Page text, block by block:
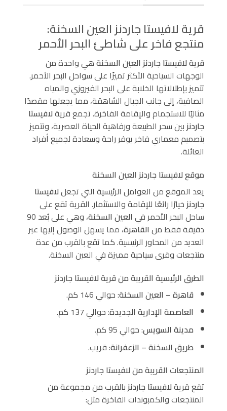
قرية لافيستا جاردنز العين السخنة:
منتجع فاخر على شاطئ البحر الأحمر
قرية لافيستا جاردنز العين السخنةهي واحدة من
الوجهات السياحية الأكثر تميزًا على سواحل البحر الأحمر.
تتميز بإطلالاتها الخلابة على البحر الفيروزي والمياه
الصافية، إلى جانب الجبال الشاهقة، مما يجعلها مقصدًا
مثاليًا للاستجمام والإقامة الفاخرة. تجمع قريةلافيستا
جاردنزبين سحر الطبيعة ورفاهية الحياة العصرية، وتتميز
بتصميم معماري فاخر يوفر راحة وسعادة لجميع أفراد
العائلة.
موقع لافيستا جاردنز العين السخنة
يعد الموقع من العوامل الرئيسية التي تجعللافيستا
جاردنزخيارًا رائعًا للإقامة والاستثمار. القرية تقع على
ساحل البحر الأحمر فيالعين السخنة
، وهي على بُعد 90
دقيقة فقط منالقاهرة، مما يسهل الوصول إليها عبر
العديد من المحاور الرئيسية. كما تقع بالقرب من عدة
منتجعات وقرى سياحية مميزة في العين السخنة.
الطرق الرئيسية القريبة من قرية لافيستا جاردنز
قاهرة – العين السخنة: حوالي 146 كم.
العاصمة الإدارية الجديدة: حوالي 137 كم.
مدينة السويس: حوالي 95 كم.
طريق السخنة – الزعفرانة: قريب.
المنتجعات القريبة من لافيستا جاردنز
تقع قريةلافيستا جاردنزبالقرب من مجموعة من
المنتجعات والكمبوندات الفاخرة مثل: